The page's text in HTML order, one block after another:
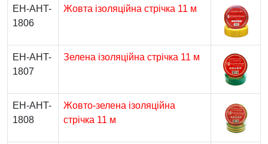
EH-AHT-
1806
Жовта ізоляційна стрічка 11 м
EH-AHT-
1807
Зелена ізоляційна стрічка 11 м
EH-AHT-
1808
Жовто-зелена ізоляційна
стрічка 11 м